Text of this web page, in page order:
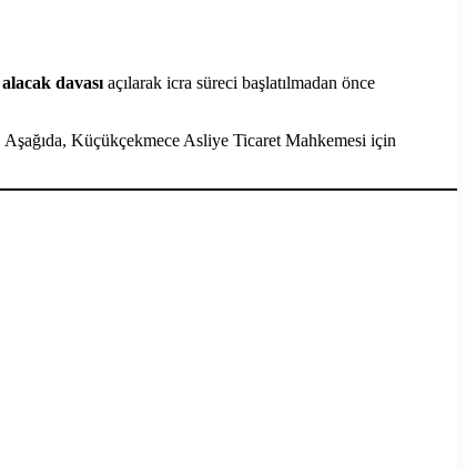
davası açılarak icra süreci başlatılmadan önce
Küçükçekmece Asliye Ticaret Mahkemesi için